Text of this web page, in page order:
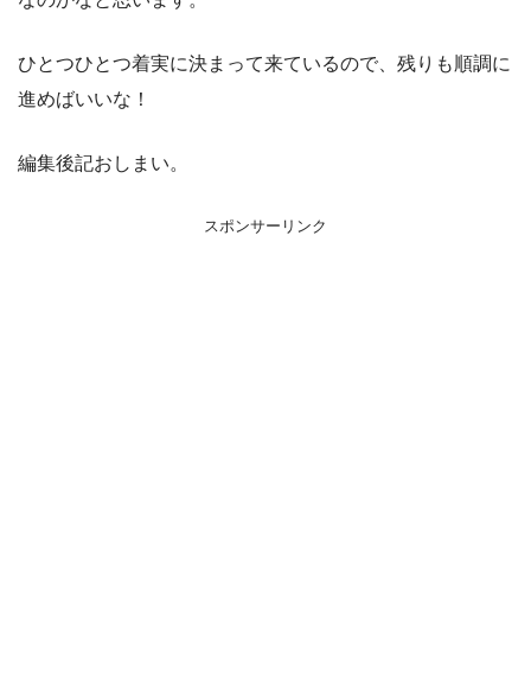
ひとつひとつ着実に決まって来ているので、残りも順調に
進めばいいな！
編集後記おしまい。
スポンサーリンク